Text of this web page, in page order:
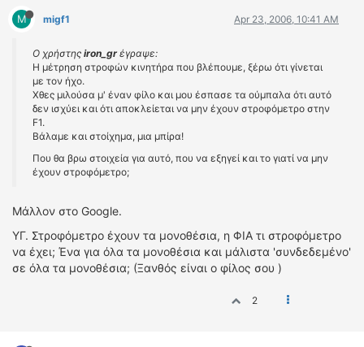
M migf1 Apr 23, 2006, 10:41 AM
Ο χρήστης iron_gr έγραψε:
Η μέτρηση στροφών κινητήρα που βλέπουμε, ξέρω ότι γίνεται
με τον ήχο.
Χθες μιλούσα μ' έναν φίλο και μου έσπασε τα ούμπαλα ότι αυτό
δεν ισχύει και ότι αποκλείεται να μην έχουν στροφόμετρο στην
F1.
Βάλαμε και στοίχημα, μια μπίρα!
Που θα βρω στοιχεία για αυτό, που να εξηγεί και το γιατί να μην
έχουν στροφόμετρο;
Μάλλον στο Google.
ΥΓ. Στροφόμετρο έχουν τα μονοθέσια, η ΦΙΑ τι στροφόμετρο
να έχει; Ένα για όλα τα μονοθέσια και μάλιστα 'συνδεδεμένο'
σε όλα τα μονοθέσια; (Ξανθός είναι ο φίλος σου )
2
2ΤΡΟΧΟΙ
ΟΔΗΓΟΥΜΕ
ΕΠΙΚΑΙΡΟΤΗΤΑ
ΑΓΩΝΕΣ
CLASSIC
ΑΡΧΕΙΟ ΤΕΥΧΩΝ